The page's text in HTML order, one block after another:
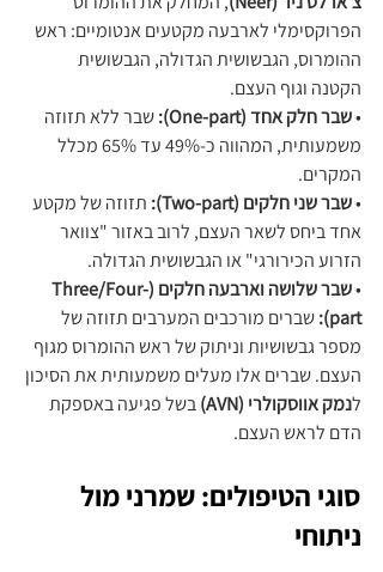
הפרוקסימלי לארבעה מקטעים אנטומיים: ראש
ההומרוס, הגבשושית הגדולה, הגבשושית
הקטנה וגוף העצם.
• שבר חלק אחד (One-part):
שבר ללא תזוזה
משמעותית, המהווה כ-49% עד 65% מכלל
המקרים.
• שבר שני חלקים (Two-part):
תזוזה של מקטע
אחד ביחס לשאר העצם, לרוב באזור "צוואר
הזרוע הכירורגי" או הגבשושית הגדולה.
•
שבר שלושה וארבעה חלקים (Three/Four-
part):
שברים מורכבים המערבים תזוזה של
מספר גבשושיות וניתוק של ראש ההומרוס מגוף
העצם. שברים אלו מעלים משמעותית את הסיכון
לנמק אווסקולרי (AVN)
בשל פגיעה באספקת
הדם לראש העצם.
סוגי הטיפולים: שמרני מול
ניתוחי